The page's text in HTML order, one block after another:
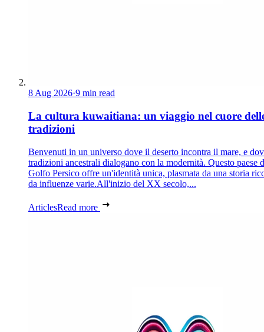
8 Aug 2026·9 min read
La cultura kuwaitiana: un viaggio nel cuore
tradizioni
Benvenuti in un universo dove il deserto incontra il mare, e
tradizioni ancestrali dialogano con la modernità. Questo paese
Golfo Persico offre un'identità unica, plasmata da una storia
da influenze varie.All'inizio del XX secolo,...
ArticlesRead more